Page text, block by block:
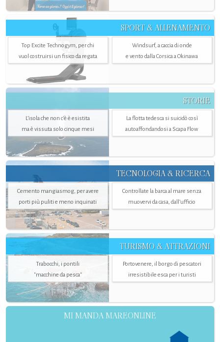
SPORT & ALLENAMENTO
Top Excite Technogym, per chi
vuol costruirsi un fisico da regata
Windsurf, a caccia di onde
e vento dalla Corsica a Okinawa
STORIE
L’isola che non c'è è esistita
ma è vissuta solo cinque mesi
La flotta tedesca si suicidò così
autoaffondandosi a Scapa Flow
TECNOLOGIA & RICERCA
Cemento mangiasmog, per avere
porti più puliti e meno inquinati
Controllate la barca al mare senza
muovervi da casa, dall’ufficio
TURISMO & ATTRAZIONI
Trabocchi, i pontili
"macchine da pesca"
Portovenere, il borgo di pescatori
irresistibile esca per i turisti
MI MANDA MAREONLINE